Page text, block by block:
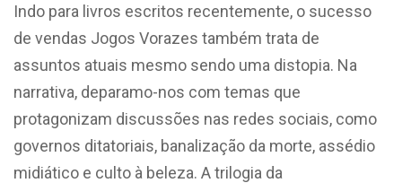
Indo para livros escritos recentemente, o sucesso
de vendas Jogos Vorazes também trata de
assuntos atuais mesmo sendo uma distopia. Na
narrativa, deparamo-nos com temas que
protagonizam discussões nas redes sociais, como
governos ditatoriais, banalização da morte, assédio
midiático e culto à beleza. A trilogia da